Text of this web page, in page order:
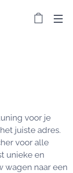
voor je
juiste adres.
voor alle
unieke en
wagen naar een